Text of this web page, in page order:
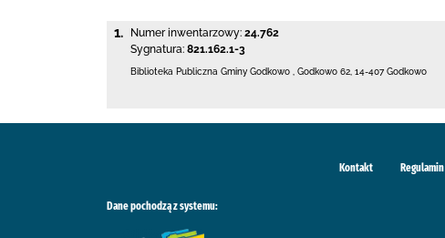
1. Numer inwentarzowy: 24.762
Sygnatura: 821.162.1-3
Biblioteka Publiczna Gminy Godkowo Godkowo 62 14-407 Godkowo
Kontakt Regulamin
Dane pochodzą z systemu: